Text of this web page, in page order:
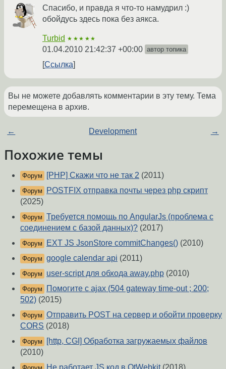
Спасибо, и правда я что-то намудрил :)
обойдусь здесь пока без аякса.
Turbid ★★★★★
01.04.2010 21:42:37 +00:00 автор топика
Ссылка
Вы не можете добавлять комментарии в эту тему. Тема
перемещена в архив.
← Development →
Похожие темы
Форум [PHP] Скажи что не так 2 (2011)
Форум
POSTFIX отправка почты через php скрипт
(2025)
Форум Требуется помощь по AngularJs (проблема с
соединением с базой данных)? (2017)
Форум EXT JS JsonStore commitChanges() (2010)
Форум google calendar api (2011)
Форум user-script для обхода away.php (2010)
Форум
Помогите с ajax (504 gateway time-out ; 200;
502) (2015)
Форум Отправить POST на сервер и обойти проверку
CORS (2018)
Форум
[http, CGI] Обработка загружаемых файлов
(2010)
Не работает JS код в QtWebkit(2018)